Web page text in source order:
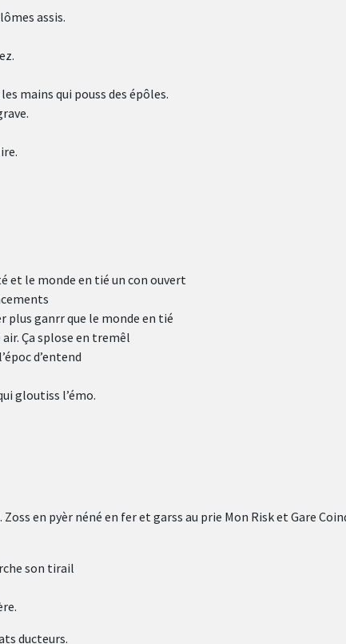
assis.
mains qui pouss des épôles.
et le monde en tié un con ouvert
plus ganrr que le monde en tié
Ça splose en tremêl
d’entend
gloutiss l’émo.
en pyèr néné en fer et garss au prie Mon Risk et Gare
son tirail
ducteurs.